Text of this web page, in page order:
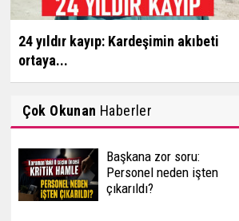
24 yıldır kayıp: Kardeşimin akıbeti
ortaya...
Çok Okunan Haberler
Başkana zor soru:
Personel neden işten
çıkarıldı?